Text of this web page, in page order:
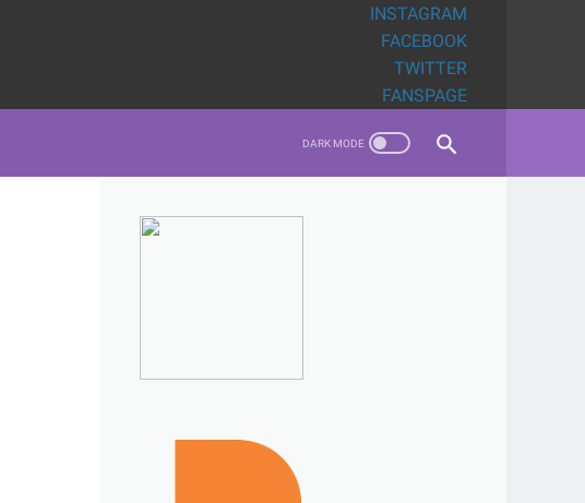
INSTAGRAM
FACEBOOK
TWITTER
FANSPAGE